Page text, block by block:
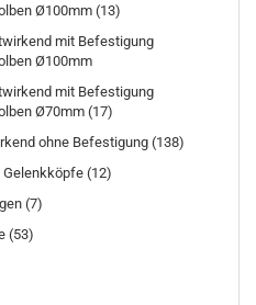
Ø100mm (13)
mit Befestigung
Ø100mm
mit Befestigung
Ø70mm (17)
ohne Befestigung (138)
(12)
(7)
(53)